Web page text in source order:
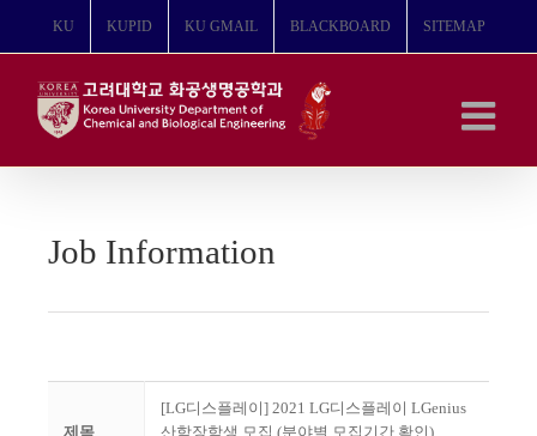
뛰
KU KUPID KU GMAIL BLACKBOARD SITEMAP
Job Information
제목
[LG디스플레이] 2021 LG디스플레이 LGenius
산학장학생 모집 (분야별 모집기간 확인)